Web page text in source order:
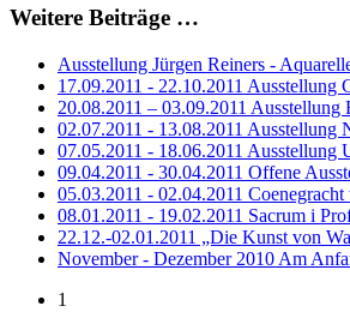
Weitere Beiträge …
Ausstellung Jürgen Reiners -
17.09.2011 - 22.10.2011
20.08.2011 – 03.09.2011
02.07.2011 - 13.08.2011
07.05.2011 - 18.06.2011
09.04.2011 - 30.04.2011 Offene
05.03.2011 - 02.04.2011
08.01.2011 - 19.02.2011 Sacrum i
22.12.-02.01.2011 „Die Kunst von
November - Dezember 2010 Am
1